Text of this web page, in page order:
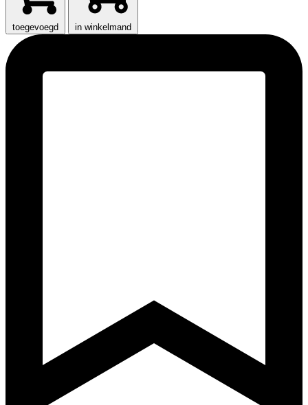
toegevoegd in winkelmand